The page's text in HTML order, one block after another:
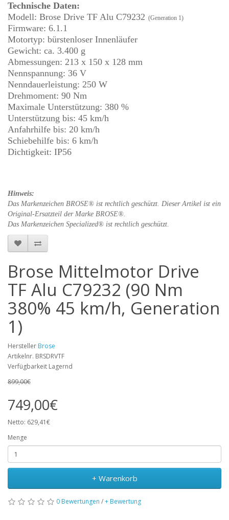
Technische Daten:
Modell: Brose Drive TF Alu C79232 (Generation 1)
Firmware: 6.1.1
Motortyp: bürstenloser Innenläufer
Gewicht: ca. 3.400 g
Abmessungen: 213 x 150 x 128 mm
Nennspannung: 36 V
Nenndauerleistung: 250 W
Drehmoment: 90 Nm
Maximale Unterstützung: 380 %
Unterstützung bis: 45 km/h
Anfahrhilfe bis: 20 km/h
Schiebehilfe bis: 6 km/h
Dichtigkeit: IP56
Hinweis:
Das Markenzeichen BROSE® ist rechtlich geschützt. Dieser Artikel ist ein
Original-Ersatzteil der Marke BROSE®.
Das Markenzeichen Specialized® ist rechtlich geschützt.
Brose Mittelmotor Drive
TF Alu C79232 (90 Nm
380% 45 km/h, Generation
1)
Hersteller Brose
Artikelnr. BRSDRVTF
Verfügbarkeit Lagernd
899,00€
749,00€
Netto: 629,41€
Menge
+ Warenkorb
0 Bewertungen /+ Bewertung